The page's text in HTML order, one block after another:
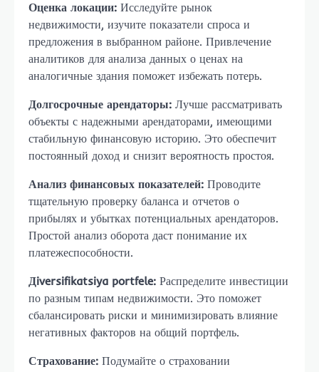
Оценка локации: Исследуйте рынок
недвижимости, изучите показатели спроса и
предложения в выбранном районе. Привлечение
аналитиков для анализа данных о ценах на
аналогичные здания поможет избежать потерь.
Долгосрочные арендаторы: Лучше рассматривать
объекты с надежными арендаторами, имеющими
стабильную финансовую историю. Это обеспечит
постоянный доход и снизит вероятность простоя.
Анализ финансовых показателей: Проводите
тщательную проверку баланса и отчетов о
прибылях и убытках потенциальных арендаторов.
Простой анализ оборота даст понимание их
платежеспособности.
Дiversifikatsiya portfele: Распределите инвестиции
по разным типам недвижимости. Это поможет
сбалансировать риски и минимизировать влияние
негативных факторов на общий портфель.
Страхование: Подумайте о страховании